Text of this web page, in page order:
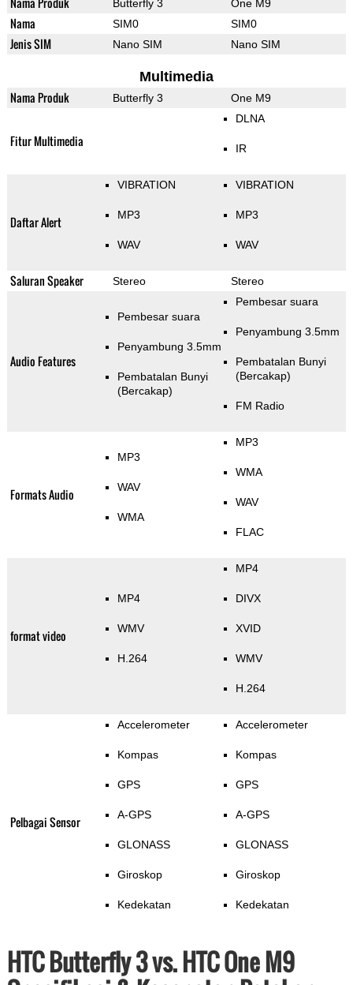
Butterfly 3 One M9
Nama SIM0 SIM0
Jenis SIM Nano SIM Nano SIM
Multimedia
Nama Produk Butterfly 3 One M9
Fitur Multimedia
DLNA
IR
Daftar Alert
VIBRATION
MP3
WAV
VIBRATION
MP3
WAV
Saluran Speaker Stereo Stereo
Audio Features
Pembesar suara
Penyambung 3.5mm
Pembatalan Bunyi
(Bercakap)
Pembesar suara
Penyambung 3.5mm
Pembatalan Bunyi
(Bercakap)
FM Radio
Formats Audio
MP3
WAV
WMA
MP3
WMA
WAV
FLAC
format video
MP4
WMV
H.264
MP4
DIVX
XVID
WMV
H.264
Pelbagai Sensor
Accelerometer
Kompas
GPS
A-GPS
GLONASS
Giroskop
Kedekatan
Accelerometer
Kompas
GPS
A-GPS
GLONASS
Giroskop
Kedekatan
HTC Butterfly 3 vs. HTC One M9